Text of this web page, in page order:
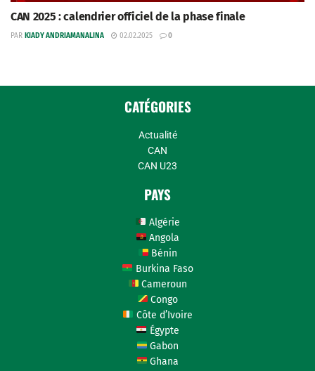
CAN 2025 : calendrier officiel de la phase finale
PAR KIADY ANDRIAMANALINA 02.02.2025 0
CATÉGORIES
Actualité
CAN
CAN U23
PAYS
Algérie
Angola
Bénin
Burkina Faso
Cameroun
Congo
Côte d’Ivoire
Égypte
Gabon
Ghana